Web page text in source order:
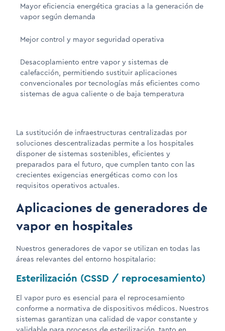
Mayor eficiencia energética gracias a la generación de
vapor según demanda
Mejor control y mayor seguridad operativa
Desacoplamiento entre vapor y sistemas de
calefacción, permitiendo sustituir aplicaciones
convencionales por tecnologías más eficientes como
sistemas de agua caliente o de baja temperatura
La sustitución de infraestructuras centralizadas por
soluciones descentralizadas permite a los hospitales
disponer de sistemas sostenibles, eficientes y
preparados para el futuro, que cumplen tanto con las
crecientes exigencias energéticas como con los
requisitos operativos actuales.
Aplicaciones de generadores de
vapor en hospitales
Nuestros generadores de vapor se utilizan en todas las
áreas relevantes del entorno hospitalario:
Esterilización (CSSD / reprocesamiento)
El vapor puro es esencial para el reprocesamiento
conforme a normativa de dispositivos médicos. Nuestros
sistemas garantizan una calidad de vapor constante y